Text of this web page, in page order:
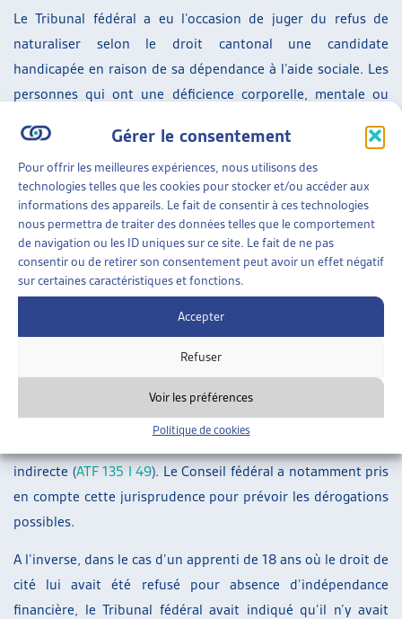
Gérer le consentement
Pour offrir les meilleures expériences, nous utilisons des
technologies telles que les cookies pour stocker et/ou accéder aux
informations des appareils. Le fait de consentir à ces technologies
nous permettra de traiter des données telles que le comportement
de navigation ou les ID uniques sur ce site. Le fait de ne pas
consentir ou de retirer son consentement peut avoir un effet négatif
sur certaines caractéristiques et fonctions.
Accepter
Refuser
Voir les préférences
Politique de cookies
Le Tribunal fédéral a eu l’occasion de juger du refus de
naturaliser selon le droit cantonal une candidate
handicapée en raison de sa dépendance à l’aide sociale. Les
personnes qui ont une déficience corporelle, mentale ou
L’exigence de l’indépendance financière touche de manière
spécifique les personnes qui souffrent d’un tel handicap.
Ainsi le Tribunal fédéral a jugé qu’une telle exigence
constitue une discrimination (indirecte) envers ces
personnes et doit être justifiée par intérêt public
prépondérant et respecter le principe de proportionnalité.
En l’espèce, la personne avait 22 ans, et habitait depuis 13
ans en Suisse comme admise provisoire. Un futur permis de
personne. Il n’y avait dès lors pas d’intérêt financier
prépondérant et son refus de nationalité du fait de sa
indirecte (ATF 135 I 49). Le Conseil fédéral a notamment pris
en compte cette jurisprudence pour prévoir les dérogations
possibles.
A l’inverse, dans le cas d’un apprenti de 18 ans où le droit de
cité lui avait été refusé pour absence d’indépendance
financière, le Tribunal fédéral avait indiqué qu’il n’y avait